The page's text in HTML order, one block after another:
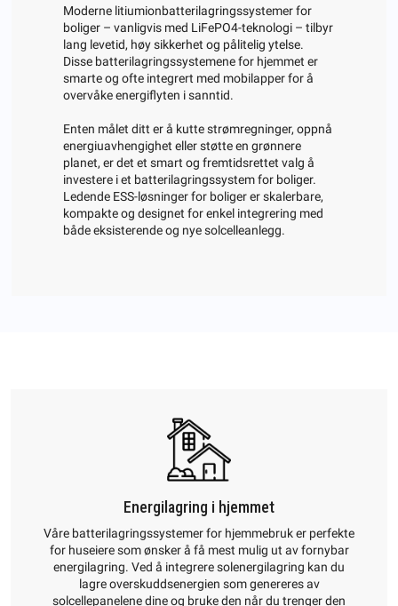
Moderne litiumionbatterilagringssystemer for
boliger – vanligvis med LiFePO4-teknologi – tilbyr
lang levetid, høy sikkerhet og pålitelig ytelse.
Disse batterilagringssystemene for hjemmet er
smarte og ofte integrert med mobilapper for å
overvåke energiflyten i sanntid.
Enten målet ditt er å kutte strømregninger, oppnå
energiuavhengighet eller støtte en grønnere
planet, er det et smart og fremtidsrettet valg å
investere i et batterilagringssystem for boliger.
Ledende ESS-løsninger for boligerer skalerbare,
kompakte og designet for enkel integrering med
både eksisterende og nye solcelleanlegg.
Energilagring i hjemmet
Våre batterilagringssystemer for hjemmebruk er perfekte
for huseiere som ønsker å få mest mulig ut av fornybar
energilagring. Ved å integrere solenergilagring kan du
lagre overskuddsenergien som genereres av
solcellepanelene dine og bruke den når du trenger den